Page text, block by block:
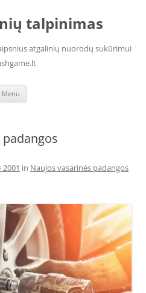
talpinimas
atgalinių nuorodų sukūrimui
Menu
2001 in Naujos vasarinės padangos